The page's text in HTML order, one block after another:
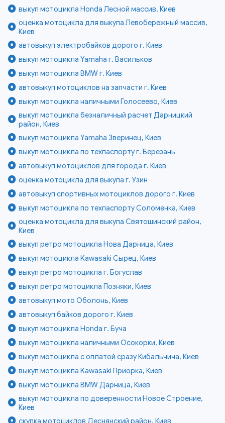
выкуп мотоцикла Honda Лесной массив, Киев
оценка мотоцикла для выкупа Левобережный массив,
Киев
автовыкуп электробайков дорого г. Киев
выкуп мотоцикла Yamaha г. Васильков
выкуп мотоцикла BMW г. Киев
автовыкуп мотоциклов на запчасти г. Киев
выкуп мотоцикла наличными Голосеево, Киев
выкуп мотоцикла безналичный расчет Дарницкий
район, Киев
выкуп мотоцикла Yamaha Зверинец, Киев
выкуп мотоцикла по техпаспорту г. Березань
автовыкуп мотоциклов для города г. Киев
оценка мотоцикла для выкупа г. Узин
автовыкуп спортивных мотоциклов дорого г. Киев
выкуп мотоцикла по техпаспорту Соломенка, Киев
оценка мотоцикла для выкупа Святошинский район,
Киев
выкуп ретро мотоцикла Нова Дарница, Киев
выкуп мотоцикла Kawasaki Сырец, Киев
выкуп ретро мотоцикла г. Богуслав
выкуп ретро мотоцикла Позняки, Киев
автовыкуп мото Оболонь, Киев
автовыкуп байков дорого г. Киев
выкуп мотоцикла Honda г. Буча
выкуп мотоцикла наличными Осокорки, Киев
выкуп мотоцикла с оплатой сразу Кибальчича, Киев
выкуп мотоцикла Kawasaki Приорка, Киев
выкуп мотоцикла BMW Дарница, Киев
выкуп мотоцикла по доверенности Новое Строение,
Киев
скупка мотоциклов Деснянский район, Киев